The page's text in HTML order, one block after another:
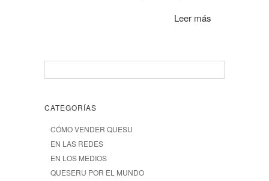
Leer más
CATEGORÍAS
CÓMO VENDER QUESU
EN LAS REDES
EN LOS MEDIOS
QUESERU POR EL MUNDO